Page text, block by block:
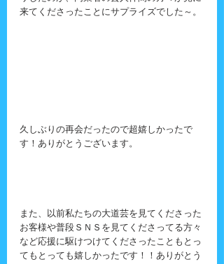
来てくださったことにサプライズでした～。
久しぶりの再会だったので超嬉しかったで
す！ありがとうございます。
また、以前私たちの大道芸を見てくださった
お客様や普段ＳＮＳを見てくださってる方々
など応援に駆けつけてくださったこともとっ
てもとっても嬉しかったです！！ありがとう